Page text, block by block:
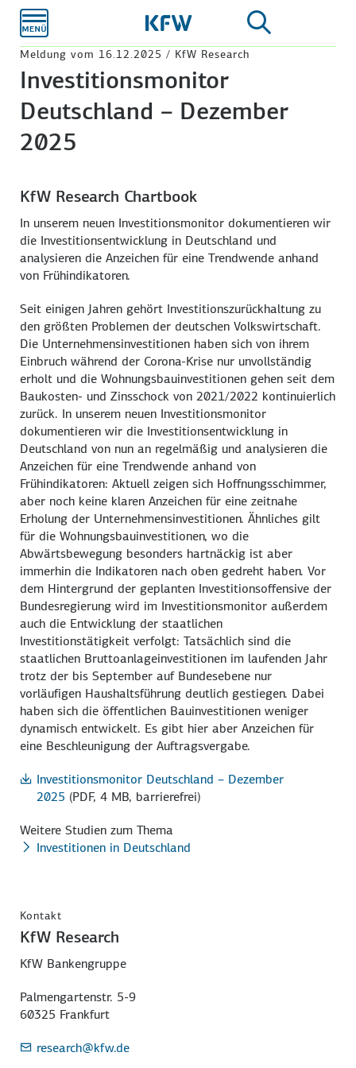
Hauptinhalt
Meldung vom 16.12.2025 / KfW Research
Investitionsmonitor
Deutschland – Dezember
2025
KfW Research Chartbook
In unserem neuen Investitionsmonitor dokumentieren wir
die Investitionsentwicklung in Deutschland und
analysieren die Anzeichen für eine Trendwende anhand
von Frühindikatoren.
Seit einigen Jahren gehört Investitions­zurückhaltung zu
den größten Problemen der deutschen Volkswirtschaft.
Die Unternehmens­investitionen haben sich von ihrem
Einbruch während der Corona-Krise nur unvollständig
erholt und die Wohnungsbau­investitionen gehen seit dem
Baukosten- und Zinsschock von 2021/2022 kontinuierlich
zurück. In unserem neuen Investitionsmonitor
dokumentieren wir die Investitions­entwicklung in
Deutschland von nun an regelmäßig und analysieren die
Anzeichen für eine Trendwende anhand von
Frühindikatoren: Aktuell zeigen sich Hoffnungs­schimmer,
aber noch keine klaren Anzeichen für eine zeitnahe
Erholung der Unternehmens­investitionen. Ähnliches gilt
für die Wohnungsbau­investitionen, wo die
Abwärtsbewegung besonders hartnäckig ist aber
immerhin die Indikatoren nach oben gedreht haben. Vor
dem Hintergrund der geplanten Investitionsoffensive der
Bundesregierung wird im Investitionsmonitor außerdem
auch die Entwicklung der staatlichen
Investitionstätigkeit verfolgt: Tatsächlich sind die
staatlichen Bruttoanlage­investitionen im laufenden Jahr
trotz der bis September auf Bundesebene nur
vorläufigen Haushaltsführung deutlich gestiegen. Dabei
haben sich die öffentlichen Bauinvestitionen weniger
dynamisch entwickelt. Es gibt hier aber Anzeichen für
eine Beschleunigung der Auftragsvergabe.
Investitionsmonitor Deutschland – Dezember
2025 (PDF, 4 MB, barrierefrei)
Weitere Studien zum Thema
Investitionen in Deutschland
Kontakt
KfW Research
KfW Bankengruppe
Palmengartenstr. 5-9
60325 Frankfurt
research@kfw.de